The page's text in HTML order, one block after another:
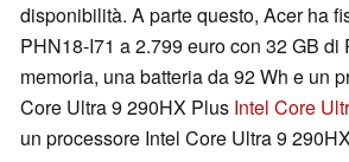
disponibilità. A parte questo, Acer ha
PHN18-I71 a 2.799 euro con 32 GB di
memoria, una batteria da 92 Wh e un
Core Ultra 9 290HX Plus Intel Core
un processore Intel Core Ultra 9